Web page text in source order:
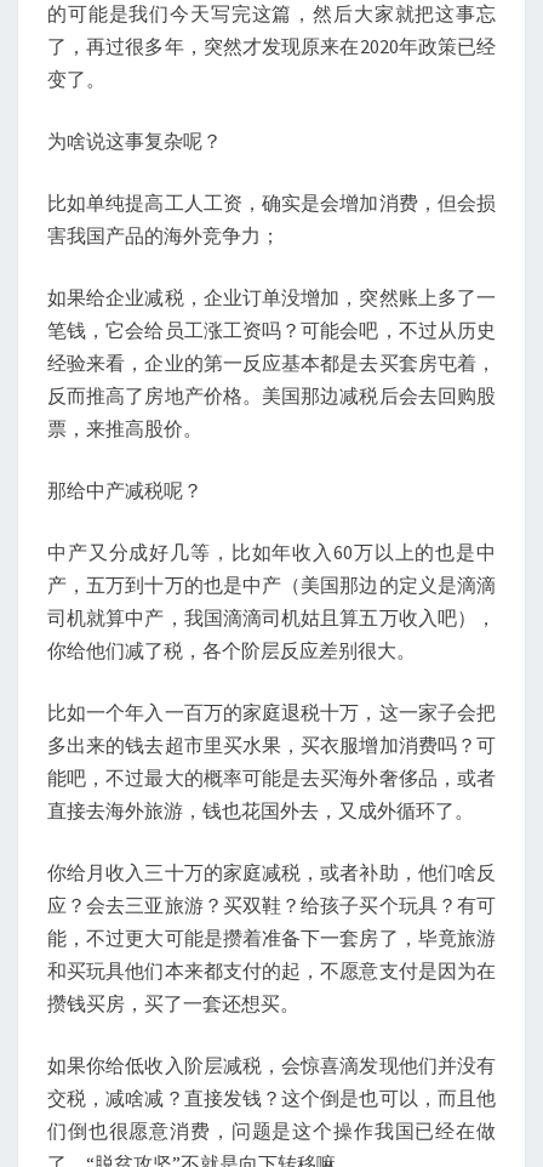
的可能是我们今天写完这篇，然后大家就把这事忘
了，再过很多年，突然才发现原来在2020年政策已经
变了。
为啥说这事复杂呢？
比如单纯提高工人工资，确实是会增加消费，但会损
害我国产品的海外竞争力；
如果给企业减税，企业订单没增加，突然账上多了一
笔钱，它会给员工涨工资吗？可能会吧，不过从历史
经验来看，企业的第一反应基本都是去买套房屯着，
反而推高了房地产价格。美国那边减税后会去回购股
票，来推高股价。
那给中产减税呢？
中产又分成好几等，比如年收入60万以上的也是中
产，五万到十万的也是中产（美国那边的定义是滴滴
司机就算中产，我国滴滴司机姑且算五万收入吧），
你给他们减了税，各个阶层反应差别很大。
比如一个年入一百万的家庭退税十万，这一家子会把
多出来的钱去超市里买水果，买衣服增加消费吗？可
能吧，不过最大的概率可能是去买海外奢侈品，或者
直接去海外旅游，钱也花国外去，又成外循环了。
你给月收入三十万的家庭减税，或者补助，他们啥反
应？会去三亚旅游？买双鞋？给孩子买个玩具？有可
能，不过更大可能是攒着准备下一套房了，毕竟旅游
和买玩具他们本来都支付的起，不愿意支付是因为在
攒钱买房，买了一套还想买。
如果你给低收入阶层减税，会惊喜滴发现他们并没有
交税，减啥减？直接发钱？这个倒是也可以，而且他
们倒也很愿意消费，问题是这个操作我国已经在做